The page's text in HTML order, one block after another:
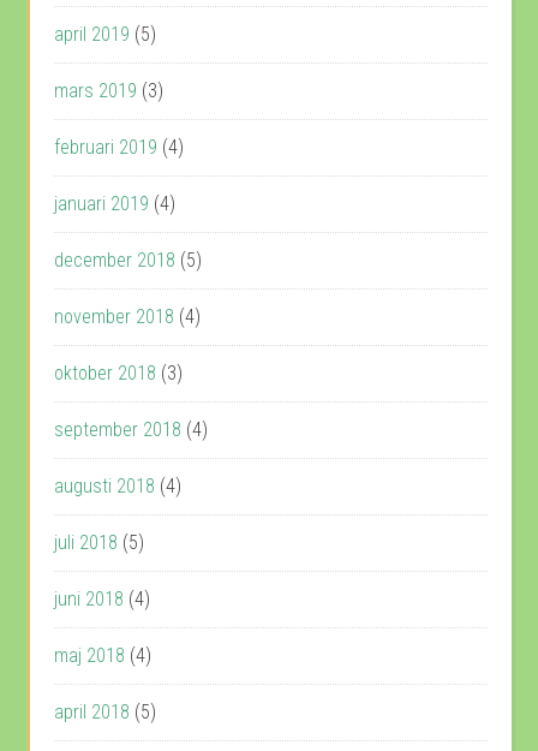
april 2019 (5)
mars 2019 (3)
februari 2019 (4)
januari 2019 (4)
december 2018 (5)
november 2018 (4)
oktober 2018 (3)
september 2018 (4)
augusti 2018 (4)
juli 2018 (5)
juni 2018 (4)
maj 2018 (4)
april 2018 (5)